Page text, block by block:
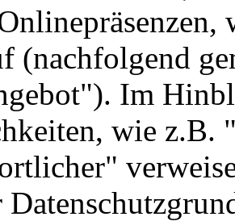
(nachfolgend
Im
wie z.B.